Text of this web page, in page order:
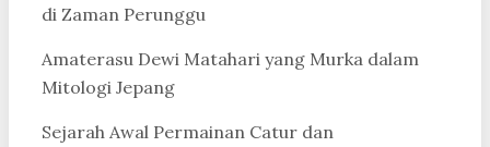
di Zaman Perunggu
Amaterasu Dewi Matahari yang Murka dalam
Mitologi Jepang
Sejarah Awal Permainan Catur dan